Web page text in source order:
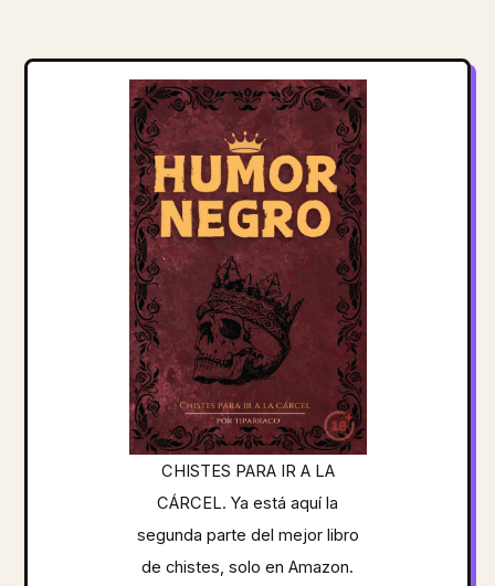
CHISTES PARA IR A LA
CÁRCEL. Ya está aquí la
segunda parte del mejor libro
de chistes, solo en Amazon.